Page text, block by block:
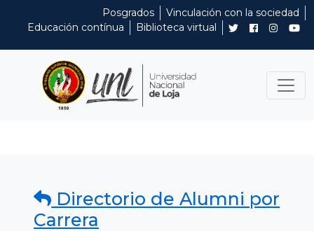
Posgrados
Vinculación con la sociedad
Educación contínua
Biblioteca virtual
Directorio de Alumni por
Carrera